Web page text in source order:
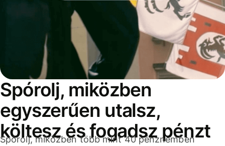
Spórolj, miközben
egyszerűen utalsz,
költesz és fogadsz pénzt
Spórolj, miközben több mint 40 pénznemben